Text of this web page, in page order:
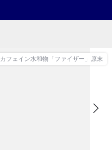
カフェイン水和物「ファイザー」原末